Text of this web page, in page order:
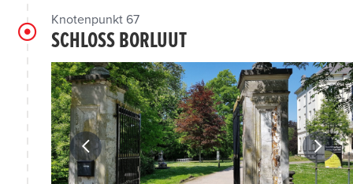
Knotenpunkt 67
SCHLOSS BORLUUT